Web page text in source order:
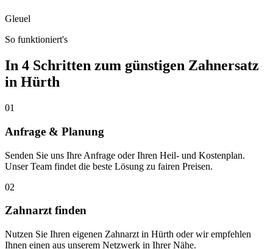
Gleuel
So funktioniert's
In 4 Schritten zum günstigen Zahnersatz
in Hürth
01
Anfrage & Planung
Senden Sie uns Ihre Anfrage oder Ihren Heil- und Kostenplan.
Unser Team findet die beste Lösung zu fairen Preisen.
02
Zahnarzt finden
Nutzen Sie Ihren eigenen Zahnarzt in Hürth oder wir empfehlen
Ihnen einen aus unserem Netzwerk in Ihrer Nähe.